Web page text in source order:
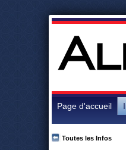
Page d'accueil
Toutes les Infos